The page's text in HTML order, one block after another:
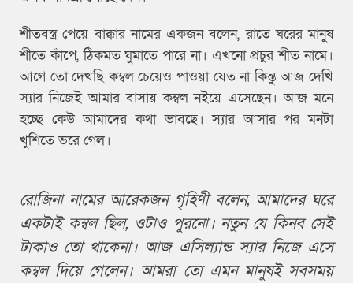
শীতবস্ত্র পেয়ে বাক্কার নামের একজন বলেন, রাতে ঘরের মানুষ
শীতে কাঁপে, ঠিকমত ঘুমাতে পারে না। এখনো প্রচুর শীত নামে।
আগে তো দেখছি কম্বল চেয়েও পাওয়া যেত না কিন্তু আজ দেখি
স্যার নিজেই আমার বাসায় কম্বল নইয়ে এসেছেন। আজ মনে
হচ্ছে কেউ আমাদের কথা ভাবছে। স্যার আসার পর মনটা
খুশিতে ভরে গেল।
রোজিনা নামের আরেকজন গৃহিণী বলেন, আমাদের ঘরে
একটাই কম্বল ছিল, ওটাও পুরনো। নতুন যে কিনব সেই
টাকাও তো থাকেনা। আজ এসিল্যান্ড স্যার নিজে এসে
কম্বল দিয়ে গেলেন। আমরা তো এমন মানুষই সবসময়